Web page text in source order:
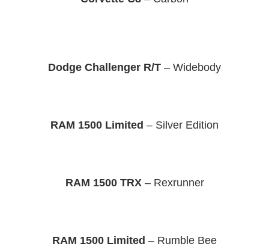
Dodge Challenger R/T – Widebody
RAM 1500 Limited – Silver Edition
RAM 1500 TRX – Rexrunner
RAM 1500 Limited – Rumble Bee